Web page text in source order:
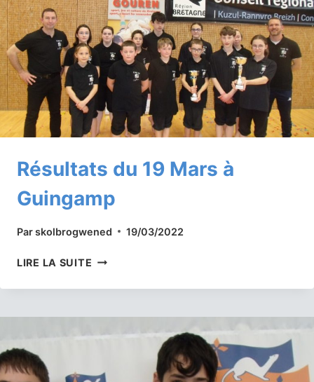
Résultats du 19 Mars à
Guingamp
Parskolbrogwened 19/03/2022
LIRE LA SUITE RÉSULTATS
19